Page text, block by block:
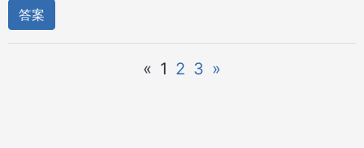
答案
« 1 2 3 »